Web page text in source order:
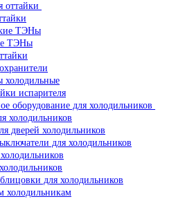
оттайки
ТЭНы
ТЭНы
холодильные
испарителя
оборудование для холодильников
холодильников
дверей холодильников
для холодильников
для холодильников
холодильникам